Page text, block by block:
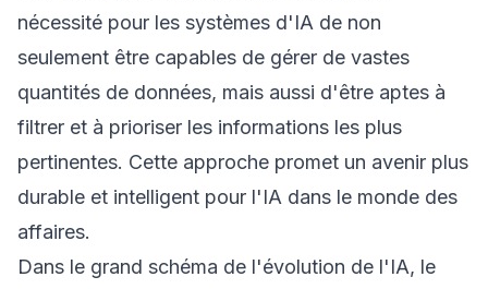
nécessité pour les systèmes d'IA de non
seulement être capables de gérer de vastes
quantités de données, mais aussi d'être aptes à
filtrer et à prioriser les informations les plus
pertinentes. Cette approche promet un avenir plus
durable et intelligent pour l'IA dans le monde des
affaires.
Dans le grand schéma de l'évolution de l'IA, le